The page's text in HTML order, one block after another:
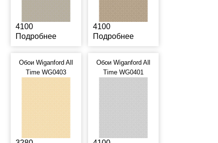
4100
Подробнее
4100
Подробнее
Обои Wiganford All
Time WG0403
Обои Wiganford All
Time WG0401